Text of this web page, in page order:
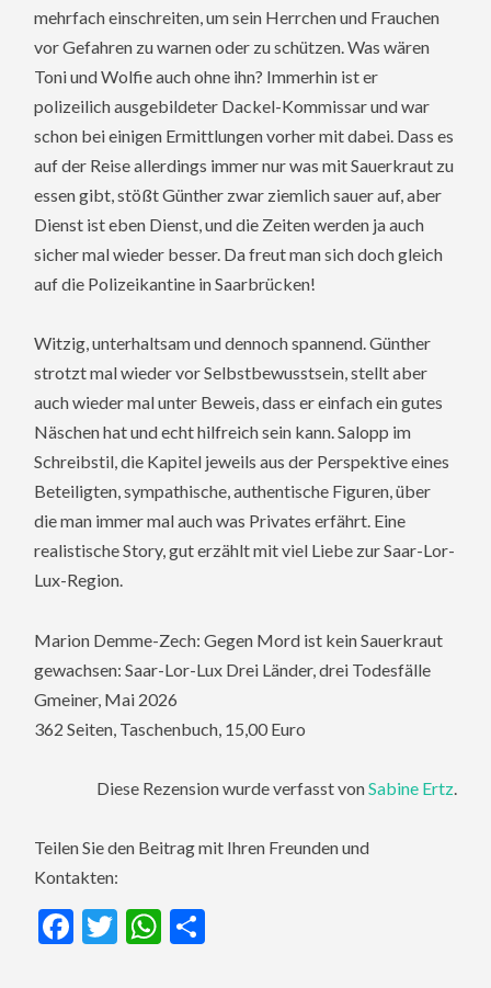
mehrfach einschreiten, um sein Herrchen und Frauchen
vor Gefahren zu warnen oder zu schützen. Was wären
Toni und Wolfie auch ohne ihn? Immerhin ist er
polizeilich ausgebildeter Dackel-Kommissar und war
schon bei einigen Ermittlungen vorher mit dabei. Dass es
auf der Reise allerdings immer nur was mit Sauerkraut zu
essen gibt, stößt Günther zwar ziemlich sauer auf, aber
Dienst ist eben Dienst, und die Zeiten werden ja auch
sicher mal wieder besser. Da freut man sich doch gleich
auf die Polizeikantine in Saarbrücken!
Witzig, unterhaltsam und dennoch spannend. Günther
strotzt mal wieder vor Selbstbewusstsein, stellt aber
auch wieder mal unter Beweis, dass er einfach ein gutes
Näschen hat und echt hilfreich sein kann. Salopp im
Schreibstil, die Kapitel jeweils aus der Perspektive eines
Beteiligten, sympathische, authentische Figuren, über
die man immer mal auch was Privates erfährt. Eine
realistische Story, gut erzählt mit viel Liebe zur Saar-Lor-
Lux-Region.
Marion Demme-Zech: Gegen Mord ist kein Sauerkraut
gewachsen: Saar-Lor-Lux Drei Länder, drei Todesfälle
Gmeiner, Mai 2026
362 Seiten, Taschenbuch, 15,00 Euro
Diese Rezension wurde verfasst vonSabine Ertz.
Teilen Sie den Beitrag mit Ihren Freunden und
Kontakten:
Facebook
TwitterWhatsApp